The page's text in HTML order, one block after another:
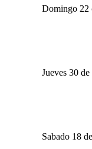
Domingo 22
Jueves 30
Sabado 18